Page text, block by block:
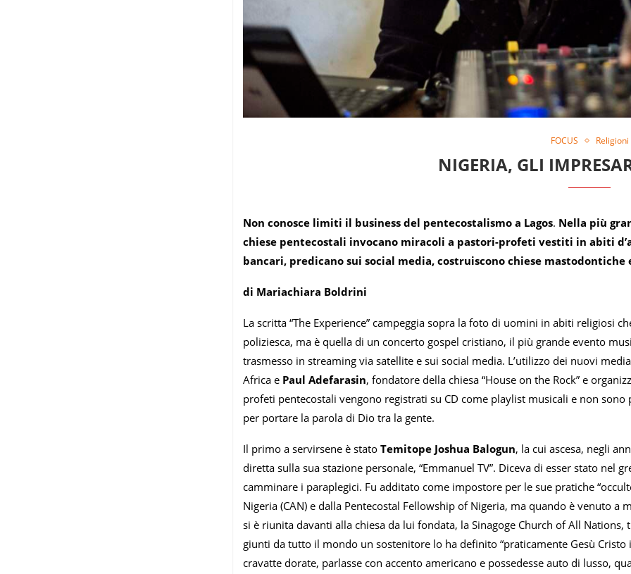
FOCUS Religioni
NIGERIA, GLI
Non conosce limiti il business del pentecostalismo a Lagos. Nella più
chiese pentecostali invocano miracoli a pastori-profeti vestiti in abiti
bancari, predicano sui social media, costruiscono chiese
di Mariachiara Boldrini
La scritta “The Experience” campeggia sopra la foto di uomini in abiti religiosi
poliziesca, ma è quella di un concerto gospel cristiano, il più grande evento
trasmesso in streaming via satellite e sui social media. L’utilizzo dei nuovi
Africa e Paul Adefarasin, fondatore della chiesa “House on the Rock” e
profeti pentecostali vengono registrati su CD come playlist musicali e non
per portare la parola di Dio tra la gente.
Il primo a servirsene è stato Temitope Joshua Balogun, la cui ascesa, negli
diretta sulla sua stazione personale, “Emmanuel TV”. Diceva di esser stato nel
camminare i paraplegici. Fu additato come impostore per le sue pratiche
Nigeria (CAN) e dalla Pentecostal Fellowship of Nigeria, ma quando è venuto a
si è riunita davanti alla chiesa da lui fondata, la Sinagoge Church of All
giunti da tutto il mondo un sostenitore lo ha definito “praticamente Gesù Cristo
cravatte dorate, parlasse con accento americano e possedesse auto di lusso,